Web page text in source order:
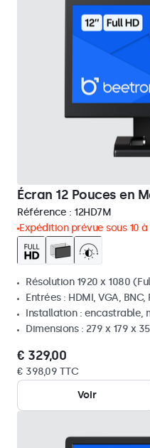
Écran 12 Pouces en
Référence : 12HD7M
Expédition prévue sous 10 à
Résolution 1920 x 1080
Entrées : HDMI, VGA, BNC,
Installation : encastrable,
Dimensions : 279 x 179 x
€ 329,00
€ 398,09 TTC
Voir